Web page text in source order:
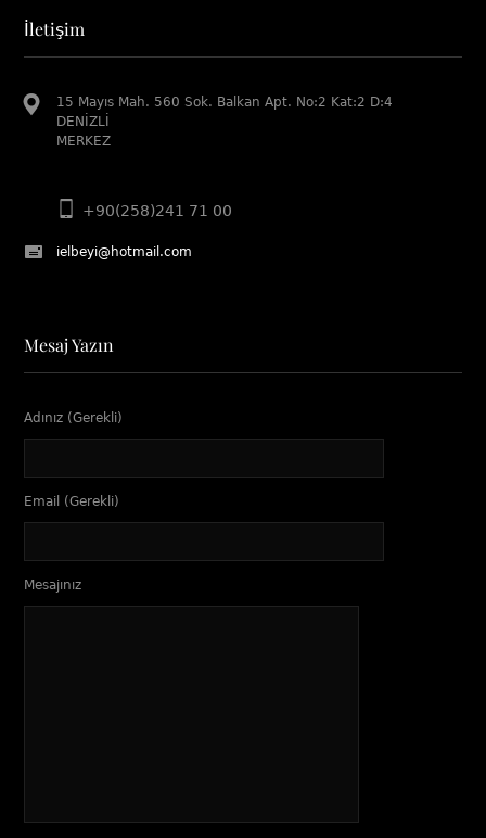
İletişim
15 Mayıs Mah. 560 Sok. Balkan Apt. No:2 Kat:2 D:4
DENİZLİ
MERKEZ
+90(258)241 71 00
ielbeyi@hotmail.com
Mesaj Yazın
Adınız (Gerekli)
Email (Gerekli)
Mesajınız